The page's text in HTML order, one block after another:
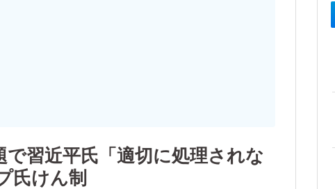
習近平氏「適切に処理されな
氏けん制